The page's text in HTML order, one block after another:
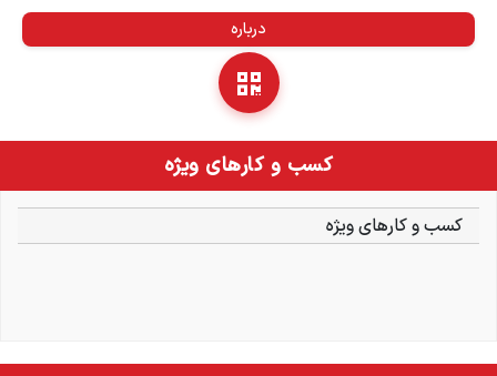
درباره
کسب و کارهای ویژه
کسب و کارهای ویژه